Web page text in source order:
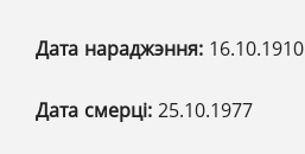
Дата нараджэння: 16.10.1910
Дата смерці: 25.10.1977